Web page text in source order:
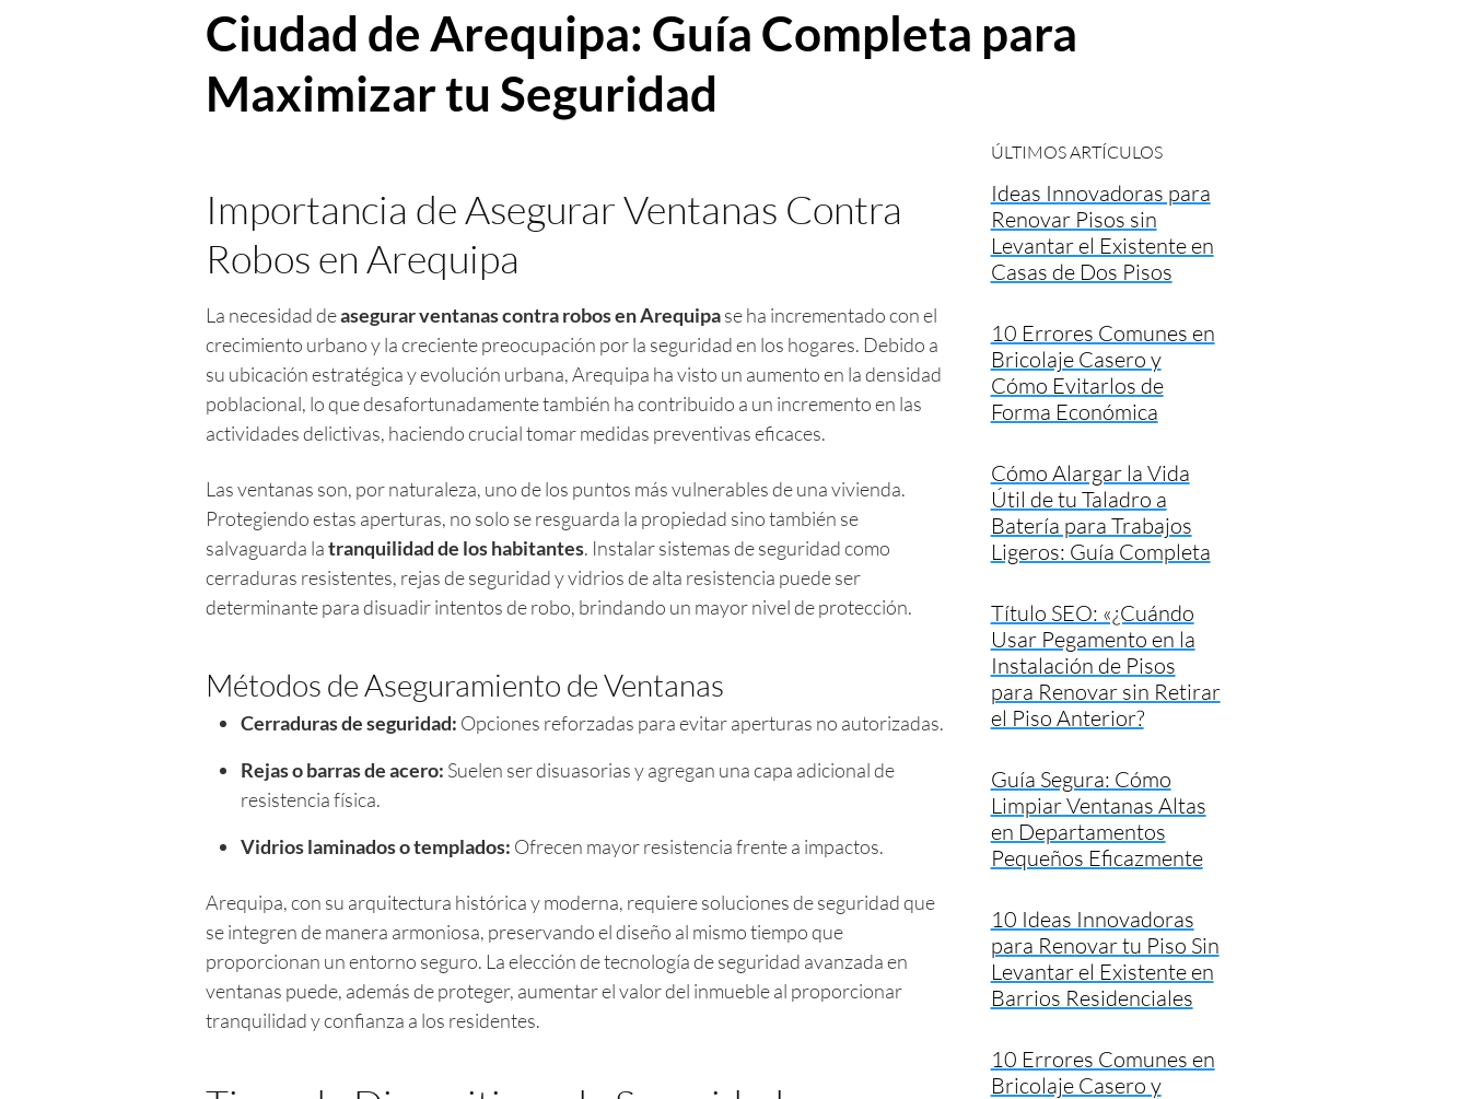
Ciudad de Arequipa: Guía Completa para
Maximizar tu Seguridad
Importancia de Asegurar Ventanas Contra
Robos en Arequipa
La necesidad deasegurar ventanas contra robos en Arequipase ha incrementado con el
crecimiento urbano y la creciente preocupación por la seguridad en los hogares. Debido a
su ubicación estratégica y evolución urbana, Arequipa ha visto un aumento en la densidad
poblacional, lo que desafortunadamente también ha contribuido a un incremento en las
actividades delictivas, haciendo crucial tomar medidas preventivas eficaces.
Las ventanas son, por naturaleza, uno de los puntos más vulnerables de una vivienda.
Protegiendo estas aperturas, no solo se resguarda la propiedad sino también se
salvaguarda latranquilidad de los habitantes. Instalar sistemas de seguridad como
cerraduras resistentes, rejas de seguridad y vidrios de alta resistencia puede ser
determinante para disuadir intentos de robo, brindando un mayor nivel de protección.
Métodos de Aseguramiento de Ventanas
Cerraduras de seguridad: Opciones reforzadas para evitar aperturas no autorizadas.
Rejas o barras de acero: Suelen ser disuasorias y agregan una capa adicional de
resistencia física.
Vidrios laminados o templados: Ofrecen mayor resistencia frente a impactos.
Arequipa, con su arquitectura histórica y moderna, requiere soluciones de seguridad que
se integren de manera armoniosa, preservando el diseño al mismo tiempo que
proporcionan un entorno seguro. La elección de tecnología de seguridad avanzada en
ventanas puede, además de proteger, aumentar el valor del inmueble al proporcionar
tranquilidad y confianza a los residentes.
ÚLTIMOS ARTÍCULOS
Ideas Innovadoras para
Renovar Pisos sin
Levantar el Existente en
Casas de Dos Pisos
10 Errores Comunes en
Bricolaje Casero y
Cómo Evitarlos de
Forma Económica
Cómo Alargar la Vida
Útil de tu Taladro a
Batería para Trabajos
Ligeros: Guía Completa
Título SEO: «¿Cuándo
Usar Pegamento en la
Instalación de Pisos
para Renovar sin Retirar
el Piso Anterior?
Guía Segura: Cómo
Limpiar Ventanas Altas
en Departamentos
Pequeños Eficazmente
10 Ideas Innovadoras
para Renovar tu Piso Sin
Levantar el Existente en
Barrios Residenciales
10 Errores Comunes en
Bricolaje Casero y